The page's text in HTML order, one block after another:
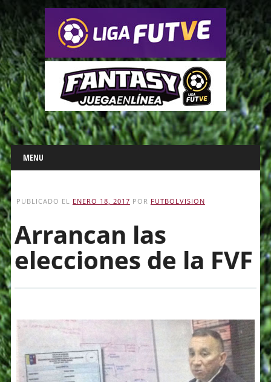
Main menu
Skip
to
content
MENU
PUBLICADO EL ENERO 18, 2017 POR FUTBOLVISION
Arrancan las
elecciones de la FVF